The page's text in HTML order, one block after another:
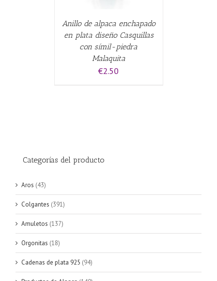
Anillo de alpaca enchapado
en plata diseño Casquillas
con símil-piedra
Malaquita
€2.50
Categorías del producto
Aros (43)
Colgantes (391)
Amuletos (137)
Orgonitas (18)
Cadenas de plata 925 (94)